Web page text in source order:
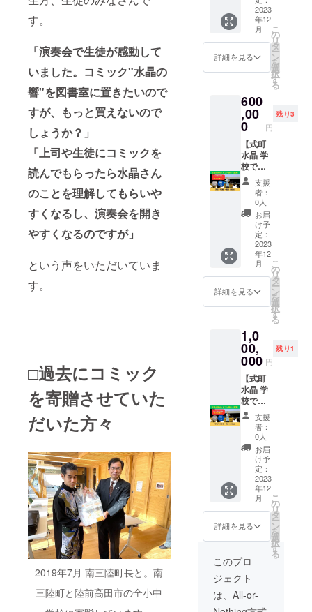
す。
「演奏会で生徒が感動して
いました。コミック"水晶の
響"を図書室に置きたいので
すが、もっと買えないので
しょうか？」
「上司や生徒にコミックを
読んでもらったら水晶さん
のことを理解してもらいや
すくなるし、演奏会を開き
やすくなるのですが」
という声をいただいていま
す。
□過去にコミック
を寄贈させていた
だいた方々
2019年7月 南三陸町長と。南
三陸町と陸前高田市の全小中
気軽に
お問い
合わせ
くださ
い。
ただき
ます。
（2024
年12月
まで有
効で
す） ※
費・宿
泊費別
途（神
奈川県
小田原
市から
現地ま
での実
費を別
途必要
になり
ます）
※その
他、企
画内容
を考え
る際に
疑問・
ご質問
があれ
水晶
Music
Office
までお
気軽に
お問い
合わせ
くださ
い。 ▼
過去の
人権講
演会の
登壇動
https://
www.yo
utube.c
om/wat
ch?
v=MICh
0QXrH3
c
ます。
会場入
り・リ
ハーサ
ル・本
番を含
め、5時
対応可
能で
す。 特
典①：
コミッ
ク１〜
４巻１
セット
を寄贈
させて
いただ
きま
す。 特
典②：
演奏・
講演会
を実施
する学
校にコ
ミック
巻１
セット
を寄贈
させて
いただ
きま
す。 特
典③：
式町水
晶の公
式HPの
スポン
サー一
覧にお
名前
（企業
の場合
はURL
リンク
も）を
掲載い
たしま
す。
（2024
年12月
き」１
巻から
４巻ま
で25
セット
（計100
冊）を
しま
す。 ま
た、式
町水晶
の演奏
会の開
催権利
もお届
けしま
す。 <<
演奏会
開催権
につい
て>> 演
奏会だ
けでは
なく講
演・対
談も含
めて一
現いた
しま
す。 会
場入
り・リ
ハーサ
ル・本
番を含
め、5時
間まで
対応可
能で
す。 ※
郵送代
込みの
価格と
なって
おりま
す。 ※
お届け
先のご
記載を
お願い
しま
す。 ※
2023
年12
月
詳細を見る
こ
の
リ
タ
ー
ン
を
選
択
す
る
600
,00
0 円
残り3
【式町
水晶 学
校での
演奏・
講演（5
分）】
式町水
晶が学
校を訪
問し、
「いじ
め・人
権学
習」と
して演
演（45
分）を
おこな
い、
「違い
をわか
り合お
うとす
る心、
相手に
寄り添
う心」
を育み
ます。
会場入
り・リ
ハーサ
ル・本
番を含
め、5時
間まで
対応可
能で
す。 特
典①：
支援
者：
0人
お届
け予
定：
2023
年12
月
詳細を見る
こ
の
リ
タ
ー
ン
を
選
択
す
る
1,0
00,
000 円
残り1
【式町
水晶 学
校での
演奏・
講演
（10校
分）】
式町水
晶が学
校を訪
問し、
「いじ
め・人
権学
習」と
して演
奏・講
演（45
分）を
おこな
い、
支援
者：
0人
お届
け予
定：
2023
年12
月
詳細を見る
こ
の
リ
タ
ー
ン
を
選
択
す
る
このプロ
ジェクト
は、All-or-